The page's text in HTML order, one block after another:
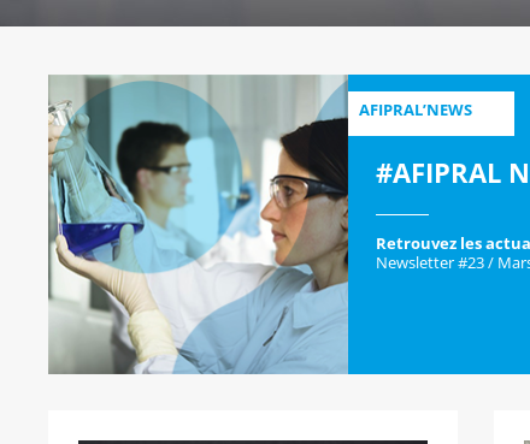
AFIPRAL’NEWS
#AFIPRAL
Retrouvez les
Newsletter #23 /